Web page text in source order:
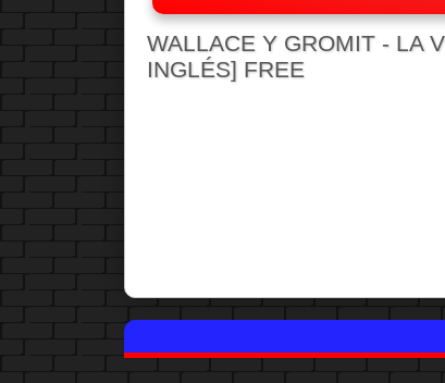
WALLACE Y GROMIT - LA
INGLÉS] FREE